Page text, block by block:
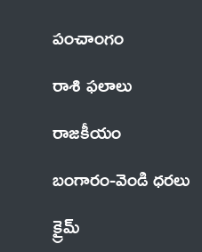
పంచాంగం
రాశి ఫలాలు
రాజకీయం
బంగారం-వెండి ధరలు
క్రైమ్